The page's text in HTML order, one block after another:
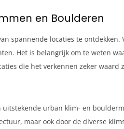
en Boulderen
spannende locaties te
Het is belangrijk om te weten
die het verkennen zeker waard
urban klim- en
maar ook door de diverse